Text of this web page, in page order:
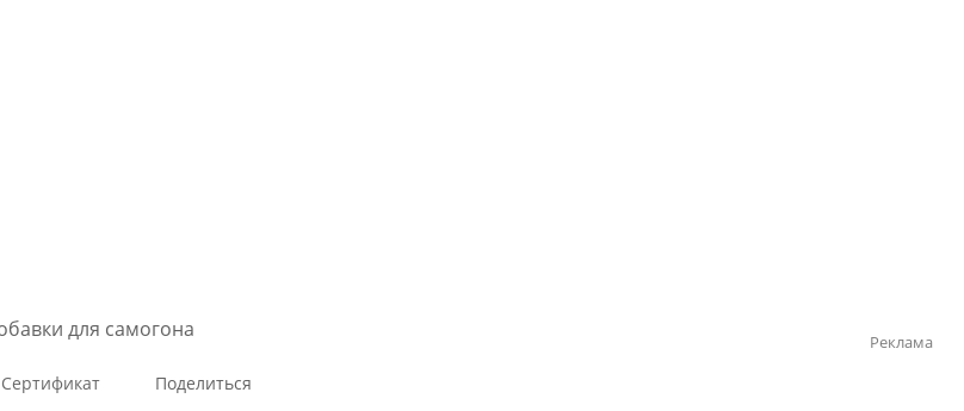
для самогона
Сертификат Поделиться
Реклама